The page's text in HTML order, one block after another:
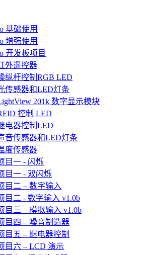
基础使用
增强使用
开发板项目
外遥控器
纵杆控制RGB LED
传感器和LED灯条
201k 数字显示模块
控制 LED
电器控制LED
音传感器和LED灯条
度传感器
目一 - 闪烁
目一 - 双闪烁
目二 – 数字输入
目二 - 数字输入 v1.0b
目三 – 模拟输入 v1.0b
目四 – 噪音制造器
目五 – 继电器控制
目六 – LCD 演示